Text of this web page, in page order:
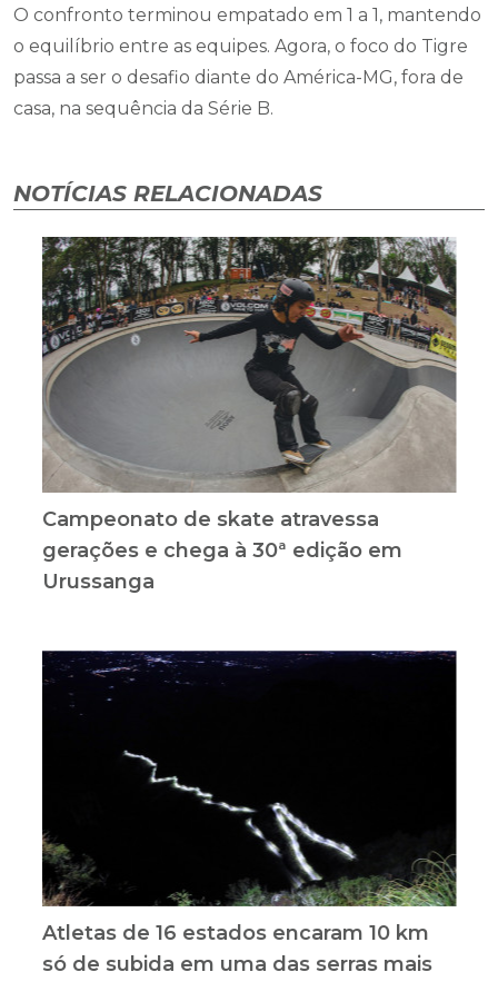
O confronto terminou empatado em 1 a 1, mantendo
o equilíbrio entre as equipes. Agora, o foco do Tigre
passa a ser o desafio diante do América-MG, fora de
casa, na sequência da Série B.
NOTÍCIAS RELACIONADAS
Campeonato de skate atravessa
gerações e chega à 30ª edição em
Urussanga
Atletas de 16 estados encaram 10 km
só de subida em uma das serras mais